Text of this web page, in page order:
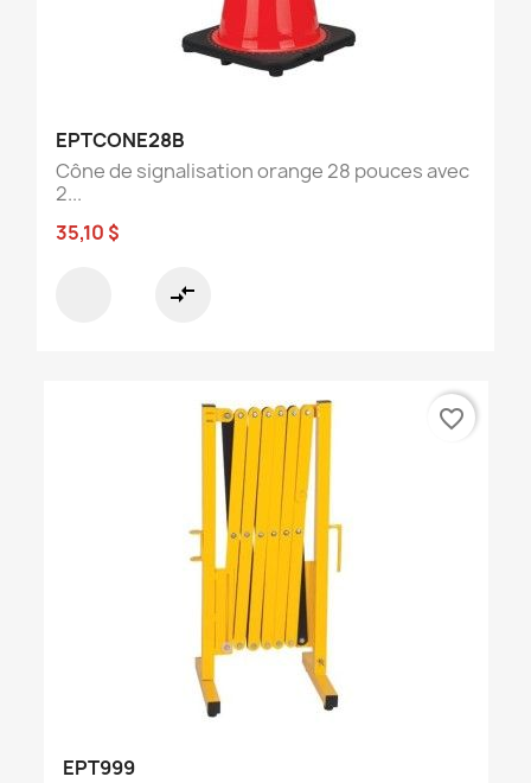
EPTCONE28B
Cône de signalisation orange 28 pouces avec
2...
35,10 $
compare_arrows
EPT999
favorite_border